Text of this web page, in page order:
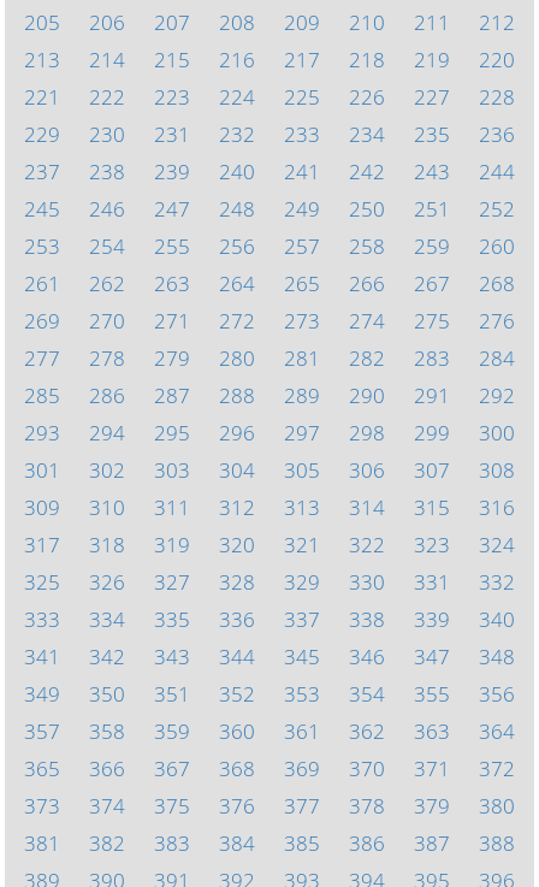
205
206 207 208 209 210 211
212
213
214 215 216 217 218 219
220
221
222 223 224 225 226 227
228
229
230 231 232 233 234 235
236
237
238 239 240 241 242 243
244
245
246 247 248 249 250 251
252
253
254 255 256 257 258 259
260
261
262 263 264 265 266 267
268
269
270 271 272 273 274 275
276
277
278 279 280 281 282 283
284
285
286 287 288 289 290 291
292
293
294 295 296 297 298 299
300
301
302 303 304 305 306 307
308
309
310 311 312 313 314 315
316
317
318 319 320 321 322 323
324
325
326 327 328 329 330 331
332
333
334 335 336 337 338 339
340
341
342 343 344 345 346 347
348
349
350 351 352 353 354 355
356
357
358 359 360 361 362 363
364
365
366 367 368 369 370 371
372
373
374 375 376 377 378 379
380
381
382 383 384 385 386 387
388
389
390 391 392 393 394 395 396